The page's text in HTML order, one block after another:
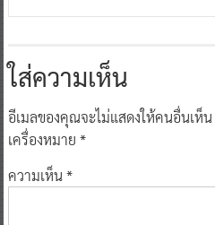
ใส่ความเห็น
อีเมลของคุณจะไม่แสดงให้คนอื่นเห็น
เครื่องหมาย *
ความเห็น*